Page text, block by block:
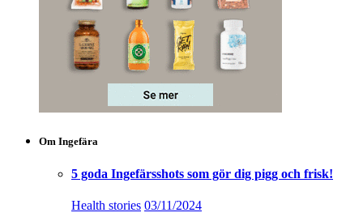
Om Ingefära
5 goda Ingefärsshots som gör dig pigg och frisk!
Health stories 03/11/2024